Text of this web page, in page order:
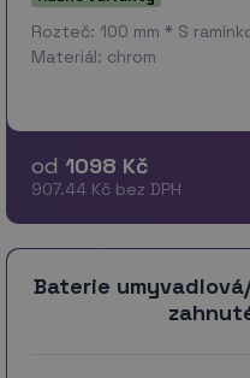
Rozteč: 100 mm * S
Materiál: chrom
od 1098 Kč
907.44 Kč bez DPH
Baterie